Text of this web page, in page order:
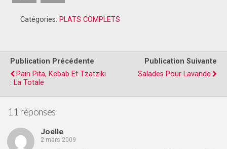
Catégories: PLATS COMPLETS
Publication Précédente
Pain Pita, Kebab Et Tzatziki
: La Totale
Publication Suivante
Salades Pour Lavande
11 réponses
Joelle
2 mars 2009